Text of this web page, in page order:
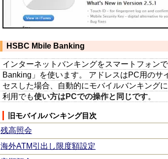
HSBC Mbile Banking
インターネットバンキングをスマートフォ
Banking」を使います。 アドレスはPC用のサ
セスした場合、自動的にモバイルバンキング
利用でも使い方はPCでの操作と同じです。
旧モバイルバンキング目次
残高照会
海外ATM引出し限度額設定